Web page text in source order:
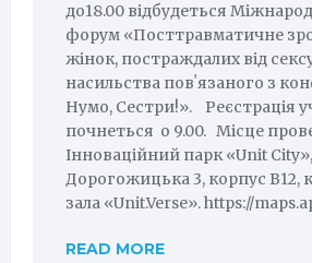
до18.00 відбудеться
форум «Посттравматичне
жінок, постраждалих від
насильства повʼязаного з
Нумо, Сестри!». Реєстрація
почнеться о 9.00. Місце
Інноваційний парк «Unit
Дорогожицька 3, корпус В12,
зала «Unit.Verse». https://
READ MORE